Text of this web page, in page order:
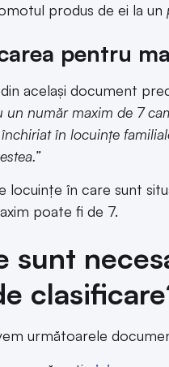
produs de ei la un
pentru
același document
un număr maxim de 7
în locuințe
locuințe în care sunt
poate fi de 7.
sunt
următoarele